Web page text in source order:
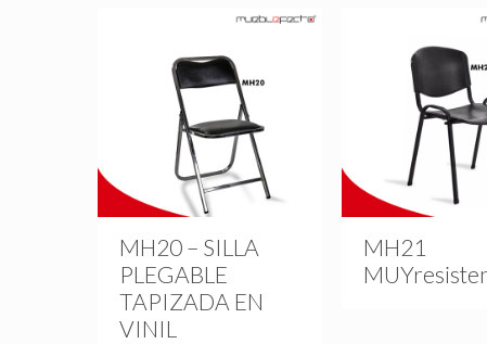
MH20 – SILLA
PLEGABLE
TAPIZADA EN
VINIL
MH21